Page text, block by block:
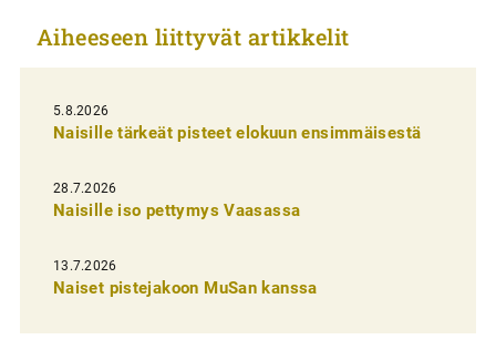
k
e
l
i
e
n
e
Aiheeseen liittyvät artikkelit
5.8.2026
Naisille tärkeät pisteet elokuun ensimmäisestä
28.7.2026
Naisille iso pettymys Vaasassa
13.7.2026
Naiset pistejakoon MuSan kanssa